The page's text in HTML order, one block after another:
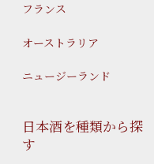
フランス
オーストラリア
ニュージーランド
日本酒を種類から探
す